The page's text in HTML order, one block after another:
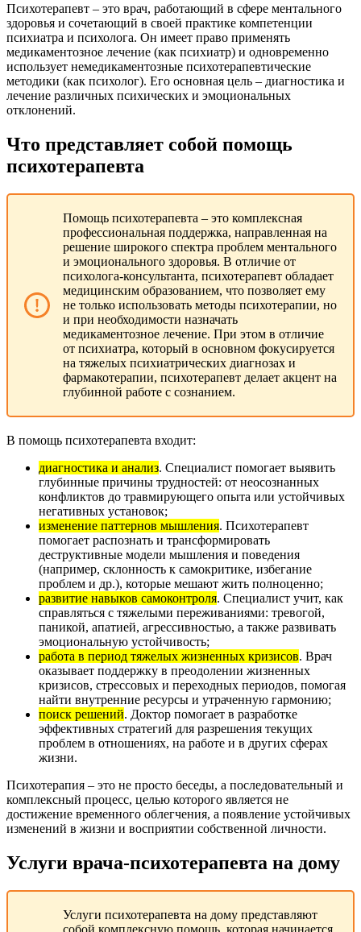
Психотерапевт – это врач, работающий в сфере ментального
здоровья и сочетающий в своей практике компетенции
психиатра и психолога. Он имеет право применять
медикаментозное лечение (как психиатр) и одновременно
использует немедикаментозные психотерапевтические
методики (как психолог). Его основная цель – диагностика и
лечение различных психических и эмоциональных
отклонений.
Что представляет собой помощь
психотерапевта
Помощь психотерапевта – это комплексная
профессиональная поддержка, направленная на
решение широкого спектра проблем ментального
и эмоционального здоровья. В отличие от
психолога-консультанта, психотерапевт обладает
медицинским образованием, что позволяет ему
не только использовать методы психотерапии, но
и при необходимости назначать
медикаментозное лечение. При этом в отличие
от психиатра, который в основном фокусируется
на тяжелых психиатрических диагнозах и
фармакотерапии, психотерапевт делает акцент на
глубинной работе с сознанием.
В помощь психотерапевта входит:
диагностика и анализ. Специалист помогает выявить
глубинные причины трудностей: от неосознанных
конфликтов до травмирующего опыта или устойчивых
негативных установок;
изменение паттернов мышления. Психотерапевт
помогает распознать и трансформировать
деструктивные модели мышления и поведения
(например, склонность к самокритике, избегание
проблем и др.), которые мешают жить полноценно;
развитие навыков самоконтроля. Специалист учит, как
справляться с тяжелыми переживаниями: тревогой,
паникой, апатией, агрессивностью, а также развивать
эмоциональную устойчивость;
работа в период тяжелых жизненных кризисов. Врач
оказывает поддержку в преодолении жизненных
кризисов, стрессовых и переходных периодов, помогая
найти внутренние ресурсы и утраченную гармонию;
поиск решений. Доктор помогает в разработке
эффективных стратегий для разрешения текущих
проблем в отношениях, на работе и в других сферах
жизни.
Психотерапия – это не просто беседы, а последовательный и
комплексный процесс, целью которого является не
достижение временного облегчения, а появление устойчивых
изменений в жизни и восприятии собственной личности.
Услуги врача-психотерапевта на дому
Услуги психотерапевта на дому представляют
собой комплексную помощь, которая начинается